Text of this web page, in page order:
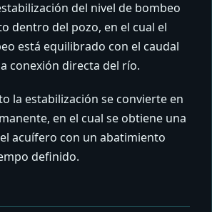
del nivel de bombeo
dentro del pozo, en el cual el
está equilibrado con el caudal
conexión directa del río.
la estabilización se convierte en
en el cual se obtiene una
acuífero con un abatimiento
definido.